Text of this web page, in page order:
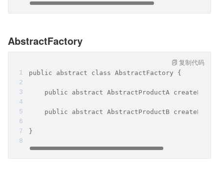
AbstractFactory
public abstract class AbstractFactory {
public abstract AbstractProductA
public abstract AbstractProductB
}
复制代码